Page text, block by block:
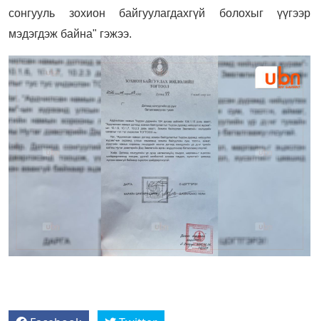
сонгууль зохион байгуулагдахгүй болохыг үүгээр
мэдэгдэж байна" гэжээ.